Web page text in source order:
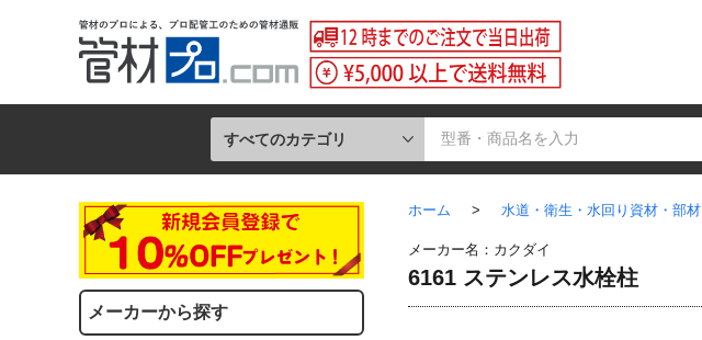
すべてのカテゴリ
ホーム > 水道・衛生・水回り資材・部材
メーカー名： カクダイ
6161 ステンレス水栓柱
メーカーから探す